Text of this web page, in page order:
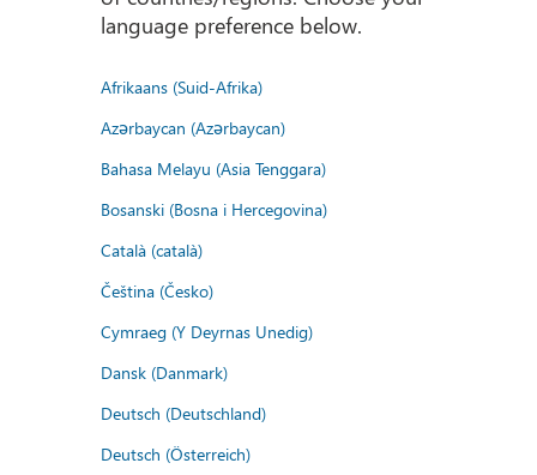
language preference below.
Afrikaans (Suid-Afrika)
Azərbaycan (Azərbaycan)
Bahasa Melayu (Asia Tenggara)
Bosanski (Bosna i Hercegovina)
Català (català)
Čeština (Česko)
Cymraeg (Y Deyrnas Unedig)
Dansk (Danmark)
Deutsch (Deutschland)
Deutsch (Österreich)